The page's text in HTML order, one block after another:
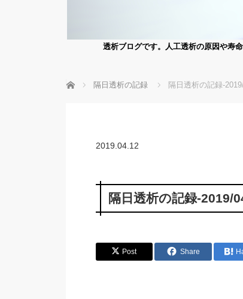
透析ブログです。人工透析の原因や寿
ホーム 隔日透析の記録 隔日透析の記録-
2019.04.12
隔日透析の記録-2019/
Post Share